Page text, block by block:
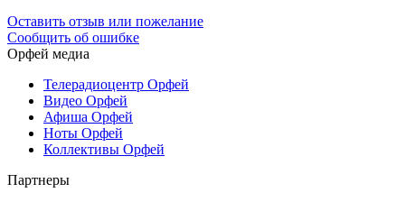
Оставить отзыв или пожелание
Сообщить об ошибке
Орфей медиа
Телерадиоцентр Орфей
Видео Орфей
Афиша Орфей
Ноты Орфей
Коллективы Орфей
Партнеры